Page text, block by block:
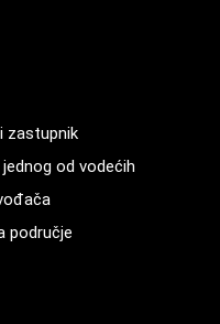
zastupnik
od vodećih
područje